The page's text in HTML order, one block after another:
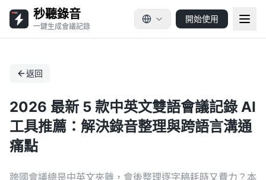
秒聽錄音
一鍵生成會議記錄
開始使用
返回
2026 最新 5 款中英文雙語會議記錄 AI
工具推薦：解決錄音整理與跨語言溝通
痛點
跨國會議總是中英文夾雜，會後整理逐字稿耗時又費力？本